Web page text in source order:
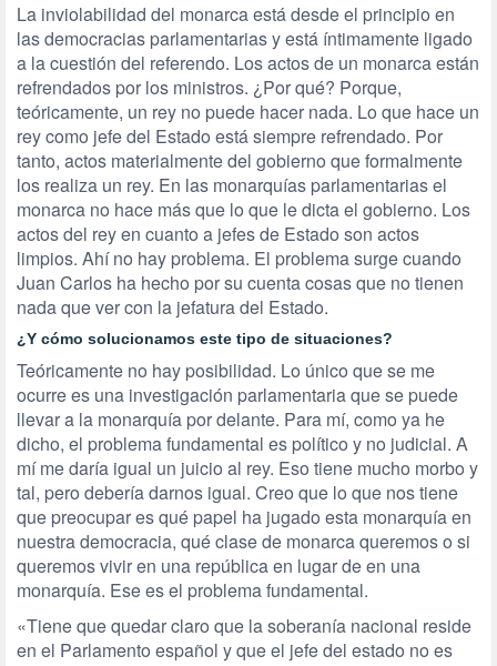
La inviolabilidad del monarca está desde el principio en
las democracias parlamentarias y está íntimamente ligado
a la cuestión del referendo. Los actos de un monarca están
refrendados por los ministros. ¿Por qué? Porque,
teóricamente, un rey no puede hacer nada. Lo que hace un
rey como jefe del Estado está siempre refrendado. Por
tanto, actos materialmente del gobierno que formalmente
los realiza un rey. En las monarquías parlamentarias el
monarca no hace más que lo que le dicta el gobierno. Los
actos del rey en cuanto a jefes de Estado son actos
limpios. Ahí no hay problema. El problema surge cuando
Juan Carlos ha hecho por su cuenta cosas que no tienen
nada que ver con la jefatura del Estado.
¿Y cómo solucionamos este tipo de situaciones?
Teóricamente no hay posibilidad. Lo único que se me
ocurre es una investigación parlamentaria que se puede
llevar a la monarquía por delante. Para mí, como ya he
dicho, el problema fundamental es político y no judicial. A
mí me daría igual un juicio al rey. Eso tiene mucho morbo y
tal, pero debería darnos igual. Creo que lo que nos tiene
que preocupar es qué papel ha jugado esta monarquía en
nuestra democracia, qué clase de monarca queremos o si
queremos vivir en una república en lugar de en una
monarquía. Ese es el problema fundamental.
«Tiene que quedar claro que la soberanía nacional reside
en el Parlamento español y que el jefe del estado no es